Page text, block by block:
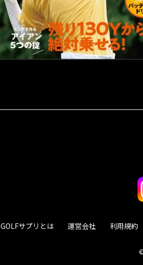
GOLFサプリとは 運営会社 利用規約